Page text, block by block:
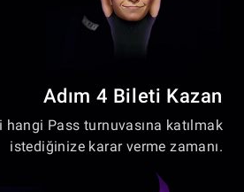
Adım 4 Bileti Kazan
hangi Pass turnuvasına katılmak
istediğinize karar verme zamanı.